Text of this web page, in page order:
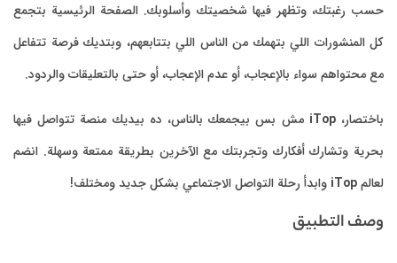
حسب رغبتك، وتظهر فيها شخصيتك وأسلوبك. الصفحة الرئيسية بتجمع
كل المنشورات اللي بتهمك من الناس اللي بتتابعهم، وبتديك فرصة تتفاعل
مع محتواهم سواء بالإعجاب، أو عدم الإعجاب، أو حتى بالتعليقات والردود.
باختصار،iTop مش بس بيجمعك بالناس، ده بيديك منصة تتواصل فيها
بحرية وتشارك أفكارك وتجربتك مع الآخرين بطريقة ممتعة وسهلة. انضم
لعالمiTop وابدأ رحلة التواصل الاجتماعي بشكل جديد ومختلف!
وصف التطبيق